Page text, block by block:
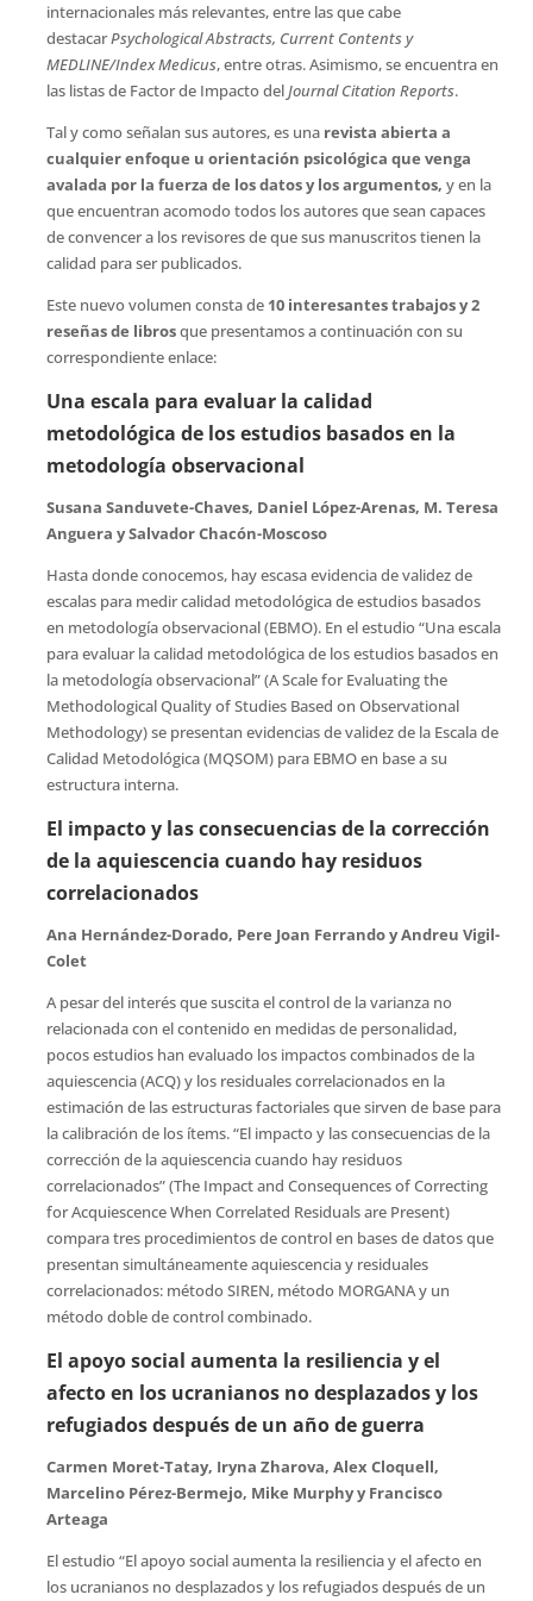
internacionales más relevantes, entre las que cabe
destacarPsychological Abstracts, Current Contents y
MEDLINE/Index Medicus, entre otras. Asimismo, se encuentra en
las listas de Factor de Impacto delJournal Citation Reports.
Tal y como señalan sus autores, es unarevista abierta a
cualquier enfoque u orientación psicológica que venga
avalada por la fuerza de los datos y los argumentos, y en la
que encuentran acomodo todos los autores que sean capaces
de convencer a los revisores de que sus manuscritos tienen la
calidad para ser publicados.
Este nuevo volumen consta de 10 interesantes trabajos y 2
reseñas de librosque presentamos a continuación con su
correspondiente enlace:
Una escala para evaluar la calidad
metodológica de los estudios basados ​​en la
metodología observacional
Susana Sanduvete-Chaves, Daniel López-Arenas, M. Teresa
Anguera y Salvador Chacón-Moscoso
Hasta donde conocemos, hay escasa evidencia de validez de
escalas para medir calidad metodológica de estudios basados
en metodología observacional (EBMO). En el estudio “Una escala
para evaluar la calidad metodológica de los estudios basados ​​en
la metodología observacional” (A Scale for Evaluating the
Methodological Quality of Studies Based on Observational
Methodology) se presentan evidencias de validez de la Escala de
Calidad Metodológica (MQSOM) para EBMO en base a su
estructura interna.
El impacto y las consecuencias de la corrección
de la aquiescencia cuando hay residuos
correlacionados
Ana Hernández-Dorado, Pere Joan Ferrando y Andreu Vigil-
Colet
A pesar del interés que suscita el control de la varianza no
relacionada con el contenido en medidas de personalidad,
pocos estudios han evaluado los impactos combinados de la
aquiescencia (ACQ) y los residuales correlacionados en la
estimación de las estructuras factoriales que sirven de base para
la calibración de los ítems. “El impacto y las consecuencias de la
corrección de la aquiescencia cuando hay residuos
correlacionados” (The Impact and Consequences of Correcting
for Acquiescence When Correlated Residuals are Present)
compara tres procedimientos de control en bases de datos que
presentan simultáneamente aquiescencia y residuales
correlacionados: método SIREN, método MORGANA y un
método doble de control combinado.
El apoyo social aumenta la resiliencia y el
afecto en los ucranianos no desplazados y los
refugiados después de un año de guerra
Carmen Moret-Tatay, Iryna Zharova, Alex Cloquell,
Marcelino Pérez-Bermejo, Mike Murphy y Francisco
Arteaga
El estudio “El apoyo social aumenta la resiliencia y el afecto en
los ucranianos no desplazados y los refugiados después de un